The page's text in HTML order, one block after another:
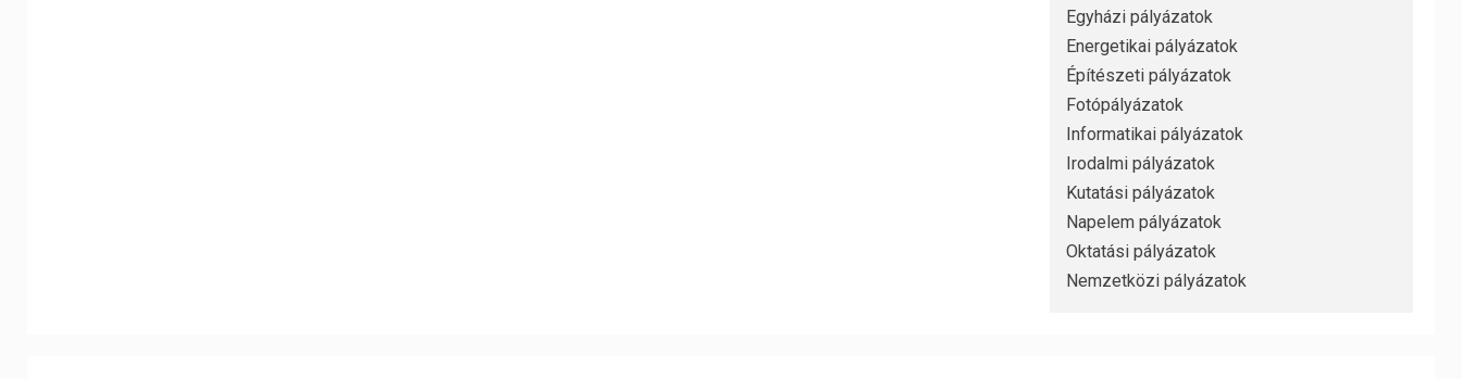
Egyházi pályázatok
Energetikai pályázatok
Építészeti pályázatok
Fotópályázatok
Informatikai pályázatok
Irodalmi pályázatok
Kutatási pályázatok
Napelem pályázatok
Oktatási pályázatok
Nemzetközi pályázatok